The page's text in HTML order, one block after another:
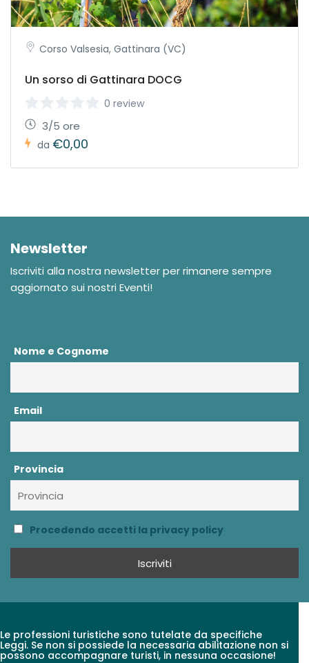
Corso Valsesia, Gattinara (VC)
Un sorso di Gattinara DOCG
0 review
3/5 ore
da €0,00
Newsletter
Iscriviti alla nostra newsletter per rimanere sempre
aggiornato sui nostri Eventi!
Nome e Cognome
Email
Provincia
Procedendo accetti la privacy policy
Le professioni turistiche sono tutelate da specifiche
Leggi. Se non si possiede la necessaria abilitazione non si
possono accompagnare turisti, in nessuna occasione!